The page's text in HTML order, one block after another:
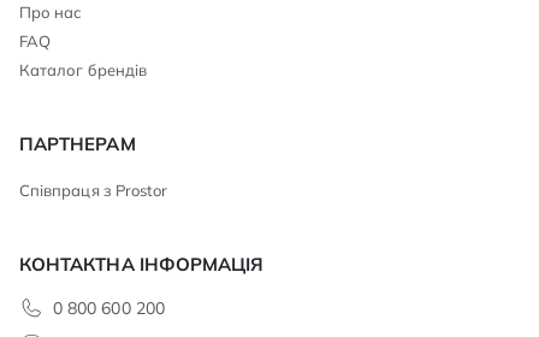
Про нас
FAQ
Каталог брендів
ПАРТНЕРАМ
Співпраця з Prostor
КОНТАКТНА ІНФОРМАЦІЯ
0 800 600 200